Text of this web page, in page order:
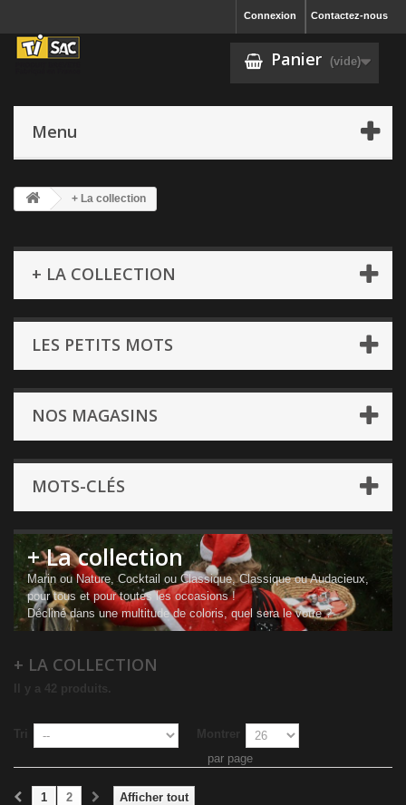
Contactez-nous
Connexion
Panier (vide)
Menu
+ La collection
+ LA COLLECTION
LES PETITS MOTS
NOS MAGASINS
MOTS-CLÉS
+ La collection
Marin ou Nature, Cocktail ou Classique, Classique ou Audacieux,
pour tous et pour toutes les occasions !
Décliné dans une multitude de coloris, quel sera le votre ?
+ LA COLLECTION
Il y a 42 produits.
Tri
Montrer
par page
Afficher tout
1 2